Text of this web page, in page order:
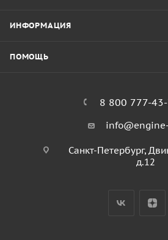
ИНФОРМАЦИЯ
ПОМОЩЬ
8 800 777-
Санкт-Петербург,
д.12